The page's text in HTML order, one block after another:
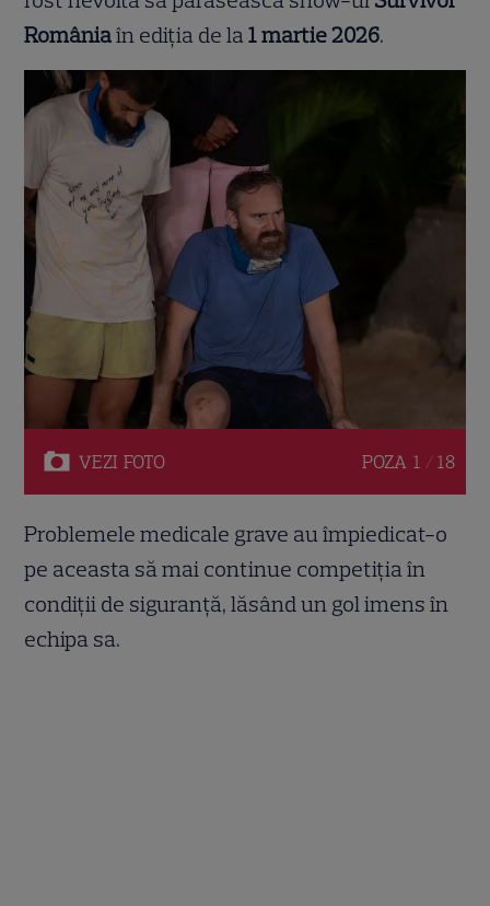
Româniaîn ediția de la1 martie 2026.
VEZI FOTO POZA 1 / 18
Problemele medicale grave au împiedicat-o
pe aceasta să mai continue competiția în
condiții de siguranță, lăsând un gol imens în
echipa sa.